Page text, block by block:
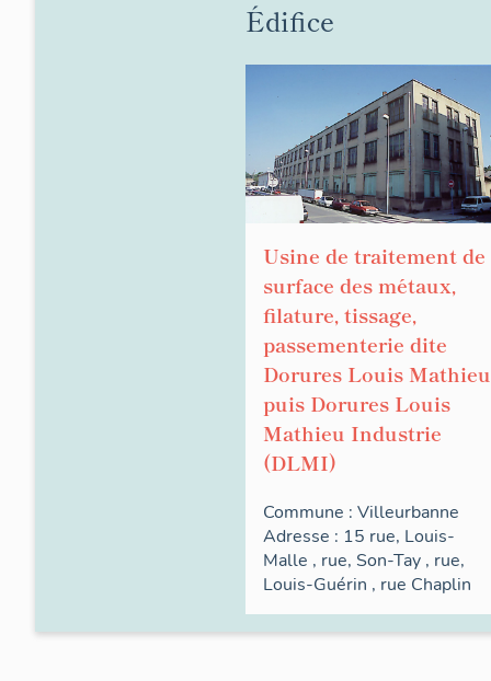
Édifice
Usine de traitement de
surface des métaux,
filature, tissage,
passementerie dite
Dorures Louis Mathieu
puis Dorures Louis
Mathieu Industrie
(DLMI)
Commune : Villeurbanne
Adresse : 15 rue, Louis-
Malle , rue, Son-Tay , rue,
Louis-Guérin , rue Chaplin